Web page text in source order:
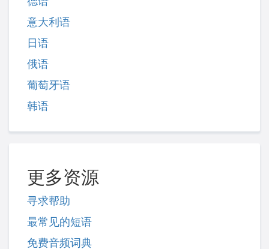
意大利语
日语
俄语
葡萄牙语
韩语
更多资源
寻求帮助
最常见的短语
免费音频词典